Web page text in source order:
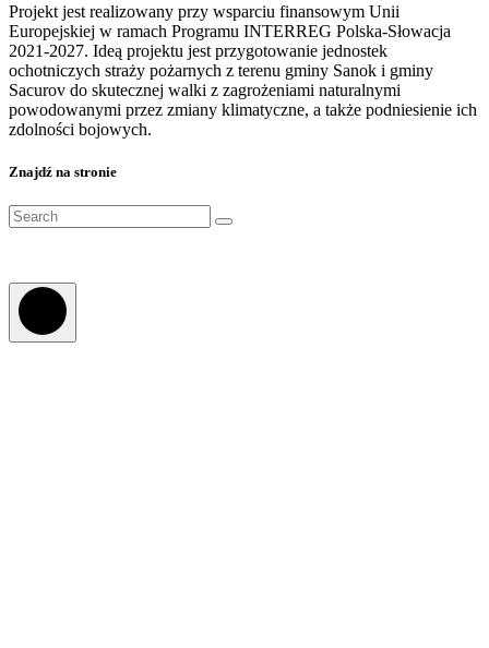
Projekt jest realizowany przy wsparciu finansowym Unii
Europejskiej w ramach Programu INTERREG Polska-Słowacja
2021-2027. Ideą projektu jest przygotowanie jednostek
ochotniczych straży pożarnych z terenu gminy Sanok i gminy
Sacurov do skutecznej walki z zagrożeniami naturalnymi
powodowanymi przez zmiany klimatyczne, a także podniesienie ich
zdolności bojowych.
Znajdź na stronie
Search
for: